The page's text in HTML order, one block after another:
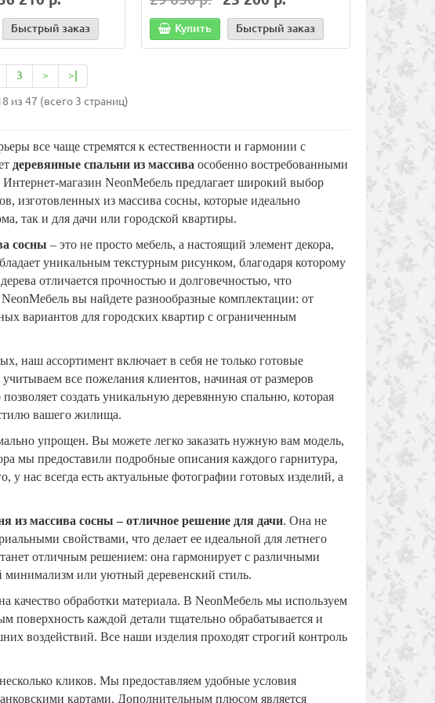
Быстрый заказ
9 230 р.
В корзину Быстрый заказ
1 990 р.
В
Быстрый заказ Купить Быстрый заказ
3 > >|
из 47 (всего 3 страниц)
все чаще стремятся к естественности и гармонии с
деревянные спальни из массива особенно востребованными
Интернет-магазин NeonМебель предлагает широкий выбор
изготовленных из массива сосны, которые идеально
так и для дачи или городской квартиры.
сосны – это не просто мебель, а настоящий элемент декора,
уникальным текстурным рисунком, благодаря которому
отличается прочностью и долговечностью, что
вы найдете разнообразные комплектации: от
вариантов для городских квартир с ограниченным
наш ассортимент включает в себя не только готовые
все пожелания клиентов, начиная от размеров
создать уникальную деревянную спальню, которая
вашего жилища.
упрощен. Вы можете легко заказать нужную вам модель,
мы предоставили подробные описания каждого гарнитура,
нас всегда есть актуальные фотографии готовых изделий, а
из массива сосны – отличное решение для дачи. Она не
свойствами, что делает ее идеальной для летнего
отличным решением: она гармонирует с различными
минимализм или уютный деревенский стиль.
качество обработки материала. В NeonМебель мы используем
поверхность каждой детали тщательно обрабатывается и
воздействий. Все наши изделия проходят строгий контроль
кликов. Мы предоставляем удобные условия
картами. Дополнительным плюсом является